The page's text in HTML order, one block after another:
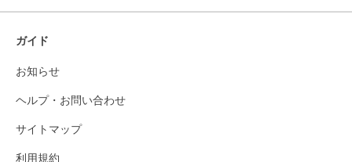
ガイド
お知らせ
ヘルプ・お問い合わせ
サイトマップ
利用規約